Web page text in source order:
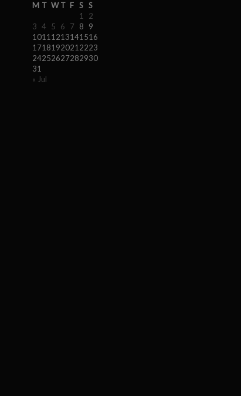
M T W T F S S
1
2
3 4 5 6 7 8
9
1011 1213141516
1718192021 2223
24252627282930
31
« Jul